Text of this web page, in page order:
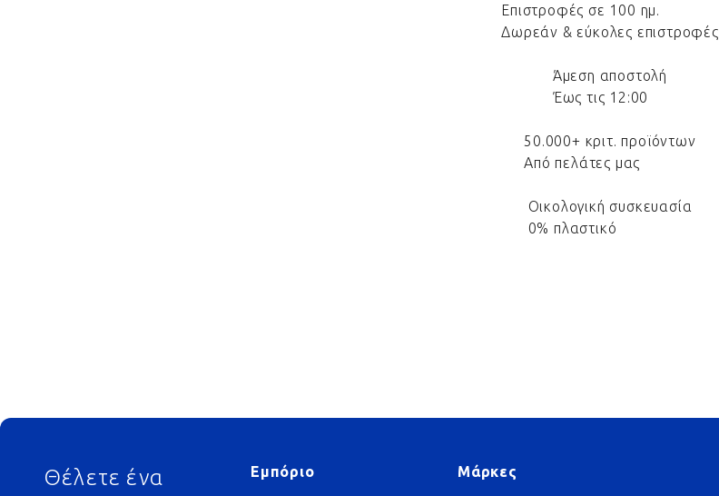
Επιστροφές σε 100 ημ.
Δωρεάν & εύκολες επιστροφές
Άμεση αποστολή
Έως τις 12:00
50.000+ κριτ. προϊόντων
Από πελάτες μας
Οικολογική συσκευασία
0% πλαστικό
Footer
Θέλετε ένα
Εμπόριο Μάρκες